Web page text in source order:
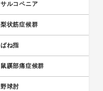
サルコペニア
梨状筋症候群
ばね指
鼠蹊部痛症候群
野球肘